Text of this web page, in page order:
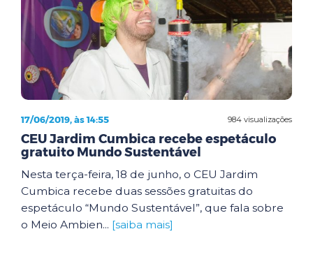
984 visualizações
17/06/2019, às 14:55
CEU Jardim Cumbica recebe espetáculo
gratuito Mundo Sustentável
Nesta terça-feira, 18 de junho, o CEU Jardim
Cumbica recebe duas sessões gratuitas do
espetáculo “Mundo Sustentável”, que fala sobre
o Meio Ambien... [saiba mais]